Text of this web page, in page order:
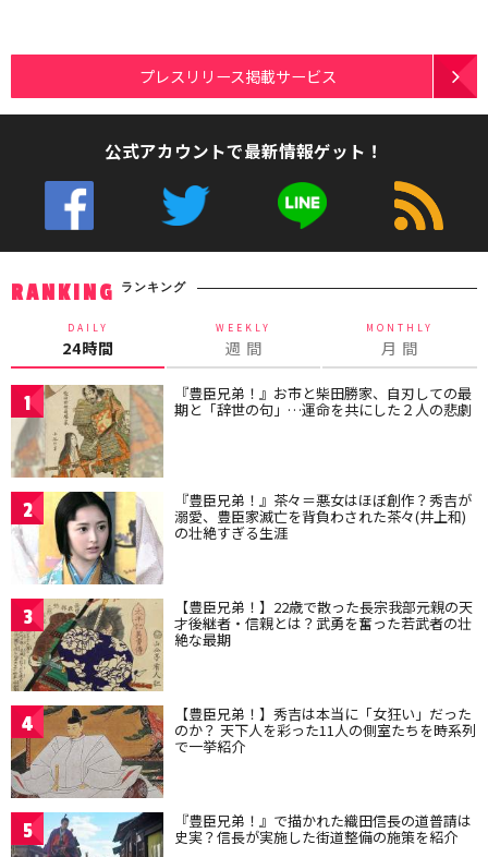
プレスリリース掲載サービス
公式アカウントで最新情報ゲット！
RANKING ランキング
DAILY
24時間
WEEKLY
週 間
MONTHLY
月 間
1 『豊臣兄弟！』お市と柴田勝家、自刃しての最
期と「辞世の句」…運命を共にした２人の悲劇
2 『豊臣兄弟！』茶々＝悪女はほぼ創作？秀吉が
溺愛、豊臣家滅亡を背負わされた茶々(井上和)
の壮絶すぎる生涯
3 【豊臣兄弟！】22歳で散った長宗我部元親の天
才後継者・信親とは？武勇を奮った若武者の壮
絶な最期
4 【豊臣兄弟！】秀吉は本当に「女狂い」だった
のか？ 天下人を彩った11人の側室たちを時系列
で一挙紹介
5 『豊臣兄弟！』で描かれた織田信長の道普請は
史実？信長が実施した街道整備の施策を紹介